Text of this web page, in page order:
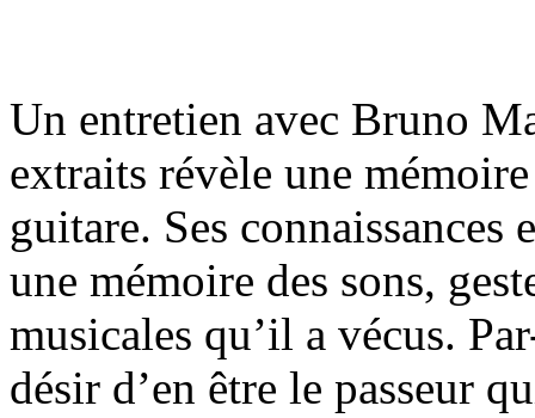
Un entretien avec Bruno
extraits révèle une
guitare. Ses connaissances
une mémoire des sons,
musicales qu’il a vécus.
désir d’en être le passeur